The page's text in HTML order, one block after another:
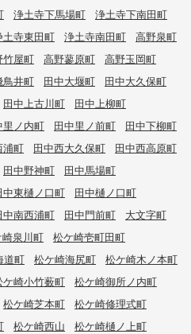
浄土寺下馬場町
浄土寺下南田町
土寺東田町 浄土寺南田町
高野泉町
竹屋町 高野蓼原町
高野玉岡町
鳥井町 田中大堰町
田中大久保町
田中上古川町
田中上柳町
里ノ内町 田中里ノ前町
田中下柳町
浦町 田中西大久保町
田中西高原町
田中野神町
田中馬場町
中東樋ノ口町
田中樋ノ口町
中南西浦町 田中門前町
大文字町
泉川町
松ケ崎壱町田町
道町 松ケ崎海尻町
松ケ崎木ノ本町
ケ崎小竹薮町
松ケ崎御所ノ内町
松ケ崎芝本町
松ケ崎修理式町
松ケ崎西山
松ケ崎樋ノ上町